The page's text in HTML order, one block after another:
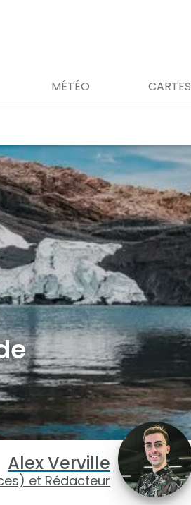
MÉTÉO CARTES
Alex Verville
et Rédacteur